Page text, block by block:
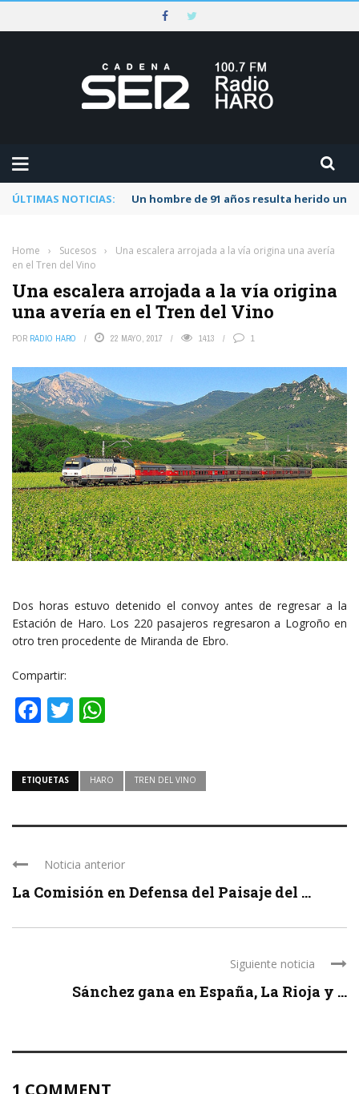
ÚLTIMAS NOTICIAS: Un hombre de 91 años resulta herido
Home › Sucesos ›
Una escalera arrojada a la vía origina una avería
en el Tren del Vino
Una escalera arrojada a la vía origina
una avería en el Tren del Vino
POR RADIO HARO 22 MAYO, 2017 1413 1
Dos horas estuvo detenido el convoy antes de regresar a la
Estación de Haro. Los 220 pasajeros regresaron a Logroño en
otro tren procedente de Miranda de Ebro.
Compartir:
Facebook
Twitter
ETIQUETAS HARO TREN DEL VINO
Noticia anterior
La Comisión en Defensa del Paisaje del ...
Siguiente noticia
Sánchez gana en España, La Rioja y ...